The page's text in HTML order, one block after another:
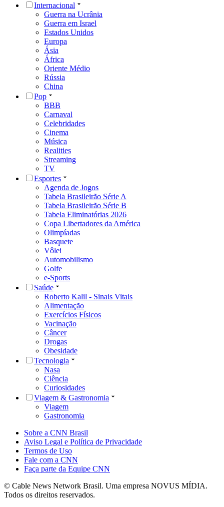
Internacional
Guerra na Ucrânia
Guerra em Israel
Estados Unidos
Europa
Ásia
África
Oriente Médio
Rússia
China
Pop
BBB
Carnaval
Celebridades
Cinema
Música
Realities
Streaming
TV
Esportes
Agenda de Jogos
Tabela Brasileirão Série A
Tabela Brasileirão Série B
Tabela Eliminatórias 2026
Copa Libertadores da América
Olimpíadas
Basquete
Vôlei
Automobilismo
Golfe
e-Sports
Saúde
Roberto Kalil - Sinais Vitais
Alimentação
Exercícios Físicos
Vacinação
Câncer
Drogas
Obesidade
Tecnologia
Nasa
Ciência
Curiosidades
Viagem & Gastronomia
Viagem
Gastronomia
Sobre a CNN Brasil
Aviso Legal e Política de Privacidade
Termos de Uso
Fale com a CNN
Faça parte da Equipe CNN
© Cable News Network Brasil. Uma empresa NOVUS MÍDIA.
Todos os direitos reservados.